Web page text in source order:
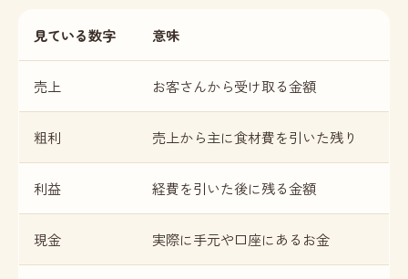
見ている数字 意味
売上 お客さんから受け取る金額
粗利 売上から主に食材費を引いた残り
利益 経費を引いた後に残る金額
現金 実際に手元や口座にあるお金